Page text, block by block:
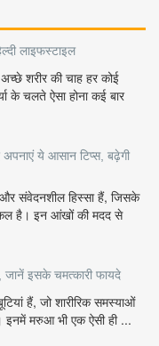
लाइफस्टाइल
शरीर की चाह हर कोई
के चलते ऐसा होना कई बार
ये आसान टिप्स, बढ़ेगी
संवेदनशील हिस्सा हैं, जिसके
है। इन आंखों की मदद से
इसके चमत्कारी फायदे
हैं, जो शारीरिक समस्याओं
मरुआ भी एक ऐसी ही ...